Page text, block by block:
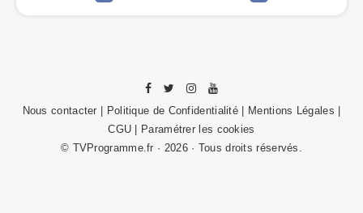
Nous contacter Politique de Confidentialité Mentions Légales
CGU |
Paramétrer les cookies
© TVProgramme.fr · 2026 · Tous droits réservés.